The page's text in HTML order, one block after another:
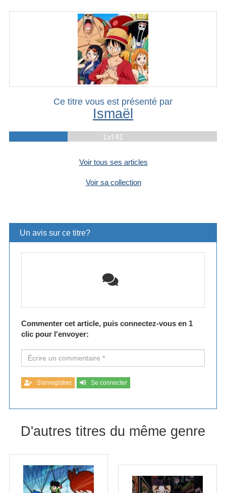
Ce titre vous est présenté par
Ismaël
Lvl 41
Voir tous ses articles
Voir sa collection
Un avis sur ce titre?
Commenter cet article, puis connectez-vous en 1
clic pour l'envoyer:
S'enregistrer Se connecter
D'autres titres du même genre